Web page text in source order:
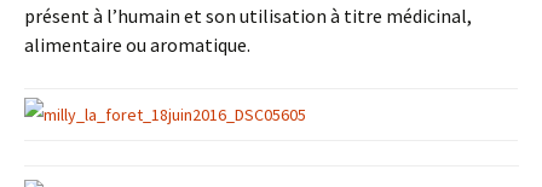
présent à l’humain et son utilisation à titre médicinal,
alimentaire ou aromatique.